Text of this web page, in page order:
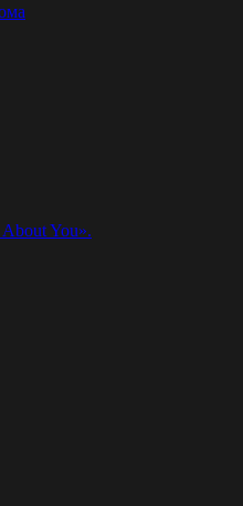
You».